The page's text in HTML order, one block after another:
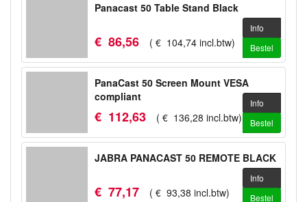
Panacast 50 Table Stand Black
€ 86,56 ( € 104,74 incl.btw)
Info
Bestel
PanaCast 50 Screen Mount VESA
compliant
€ 112,63 ( € 136,28 incl.btw)
Info
Bestel
JABRA PANACAST 50 REMOTE BLACK
€ 77,17 ( € 93,38 incl.btw)
Info
Bestel